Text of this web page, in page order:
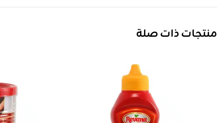
منتجات ذات صلة